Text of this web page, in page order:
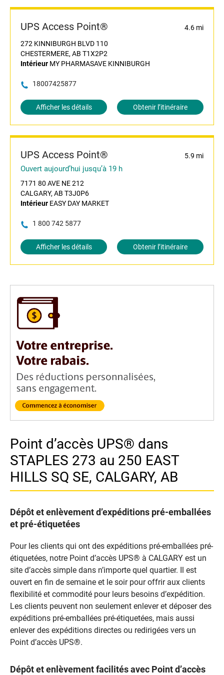
UPS Access Point®
4.6 mi
272 KINNIBURGH BLVD 110
CHESTERMERE, AB T1X2P2
Intérieur MY PHARMASAVE KINNIBURGH
18007425877
Afficher les détails Obtenir l’itinéraire
UPS Access Point® 5.9 mi
Ouvert aujourd’hui jusqu’à 19 h
7171 80 AVE NE 212
CALGARY, AB T3J0P6
Intérieur EASY DAY MARKET
1 800 742 5877
Afficher les détails Obtenir l’itinéraire
Point d’accès UPS® dans
STAPLES 273 au 250 EAST
HILLS SQ SE, CALGARY, AB
Dépôt et enlèvement d’expéditions pré-emballées
et pré-étiquetées
Pour les clients qui ont des expéditions pré-emballées pré-
étiquetées, notre Point d’accès UPS® à CALGARY est un
site d’accès simple dans n’importe quel quartier. Il est
ouvert en fin de semaine et le soir pour offrir aux clients
flexibilité et commodité pour leurs besoins d’expédition.
Les clients peuvent non seulement enlever et déposer des
expéditions pré-emballées pré-étiquetées, mais aussi
enlever des expéditions directes ou redirigées vers un
Point d’accès UPS®.
Dépôt et enlèvement facilités avec Point d’accès